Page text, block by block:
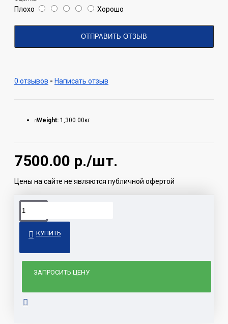
Плохо Хорошо
ОТПРАВИТЬ ОТЗЫВ
0 отзывов - Написать отзыв
7500.00 р./шт.
Weight: 1,300.00кг
Цены на сайте не являются публичной офертой
КУПИТЬ
ЗАПРОСИТЬ ЦЕНУ